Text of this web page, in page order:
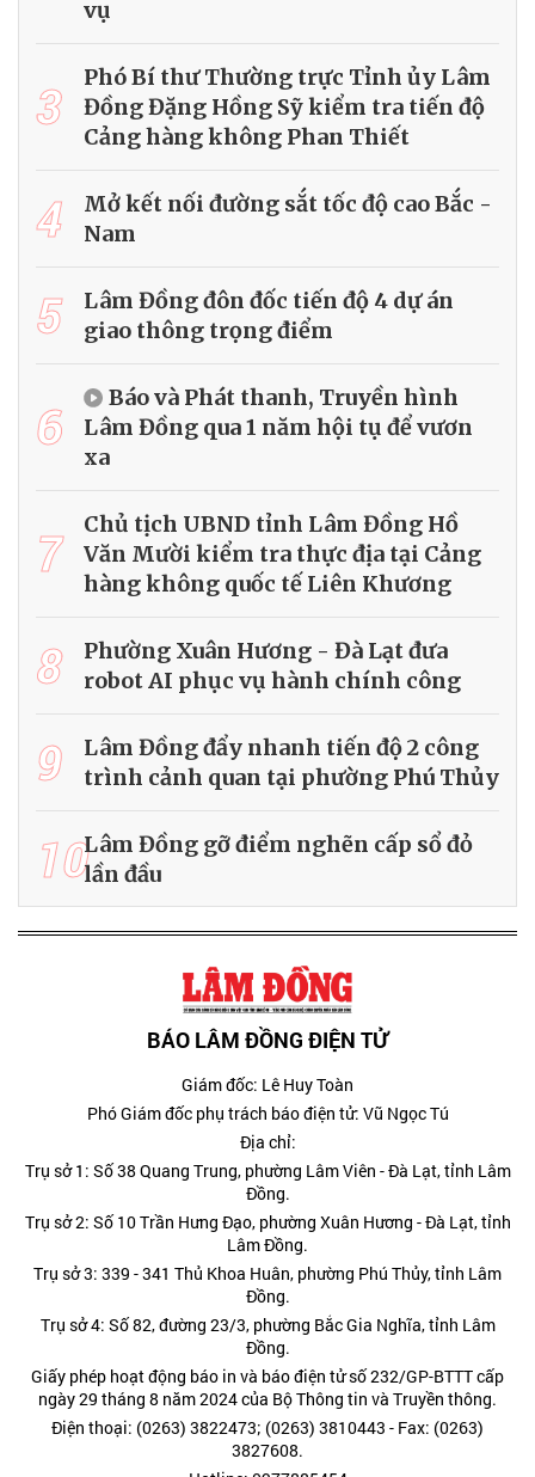
vụ
3
Phó Bí thư Thường trực Tỉnh ủy Lâm
Đồng Đặng Hồng Sỹ kiểm tra tiến độ
Cảng hàng không Phan Thiết
4
Mở kết nối đường sắt tốc độ cao Bắc -
Nam
5
Lâm Đồng đôn đốc tiến độ 4 dự án
giao thông trọng điểm
6
Báo và Phát thanh, Truyền hình
Lâm Đồng qua 1 năm hội tụ để vươn
xa
7
Chủ tịch UBND tỉnh Lâm Đồng Hồ
Văn Mười kiểm tra thực địa tại Cảng
hàng không quốc tế Liên Khương
8
Phường Xuân Hương - Đà Lạt đưa
robot AI phục vụ hành chính công
9
Lâm Đồng đẩy nhanh tiến độ 2 công
trình cảnh quan tại phường Phú Thủy
10Lâm Đồng gỡ điểm nghẽn cấp sổ đỏ
lần đầu
BÁO LÂM ĐỒNG ĐIỆN TỬ
Giám đốc: Lê Huy Toàn
Phó Giám đốc phụ trách báo điện tử: Vũ Ngọc Tú
Địa chỉ:
Trụ sở 1: Số 38 Quang Trung, phường Lâm Viên - Đà Lạt, tỉnh Lâm
Đồng.
Trụ sở 2: Số 10 Trần Hưng Đạo, phường Xuân Hương - Đà Lạt, tỉnh
Lâm Đồng.
Trụ sở 3: 339 - 341 Thủ Khoa Huân, phường Phú Thủy, tỉnh Lâm
Đồng.
Trụ sở 4: Số 82, đường 23/3, phường Bắc Gia Nghĩa, tỉnh Lâm
Đồng.
Giấy phép hoạt động báo in và báo điện tử số 232/GP-BTTT cấp
ngày 29 tháng 8 năm 2024 của Bộ Thông tin và Truyền thông.
Điện thoại: (0263) 3822473; (0263) 3810443 - Fax: (0263)
3827608.